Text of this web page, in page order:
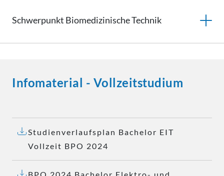
Schwerpunkt Biomedizinische Technik
Infomaterial - Vollzeitstudium
Studienverlaufsplan Bachelor EIT
Vollzeit BPO 2024